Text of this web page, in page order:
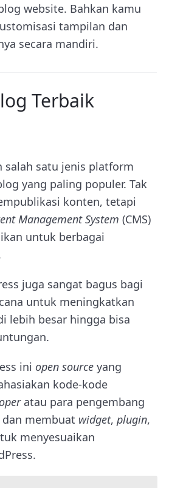
website. Bahkan kamu
tampilan dan
secara mandiri.
Terbaik
salah satu jenis platform
yang paling populer. Tak
konten, tetapi
Management System (CMS)
untuk berbagai
juga sangat bagus bagi
untuk meningkatkan
lebih besar hingga bisa
ini open source yang
kode-kode
atau para pengembang
membuat widget, plugin,
menyesuaikan